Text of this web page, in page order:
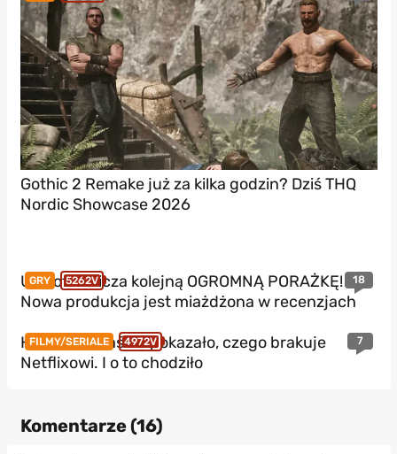
Gothic 2 Remake już za kilka godzin? Dziś THQ
Nordic Showcase 2026
GRY 5262V 18
Ubisoft zalicza kolejną OGROMNĄ PORAŻKĘ!
Nowa produkcja jest miażdżona w recenzjach
FILMY/SERIALE 4972V 7
HBO Max właśnie pokazało, czego brakuje
Netflixowi. I o to chodziło
Komentarze (16)